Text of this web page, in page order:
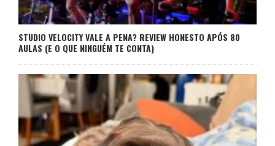
STUDIO VELOCITY VALE A PENA? REVIEW HONESTO APÓS 80
AULAS (E O QUE NINGUÉM TE CONTA)